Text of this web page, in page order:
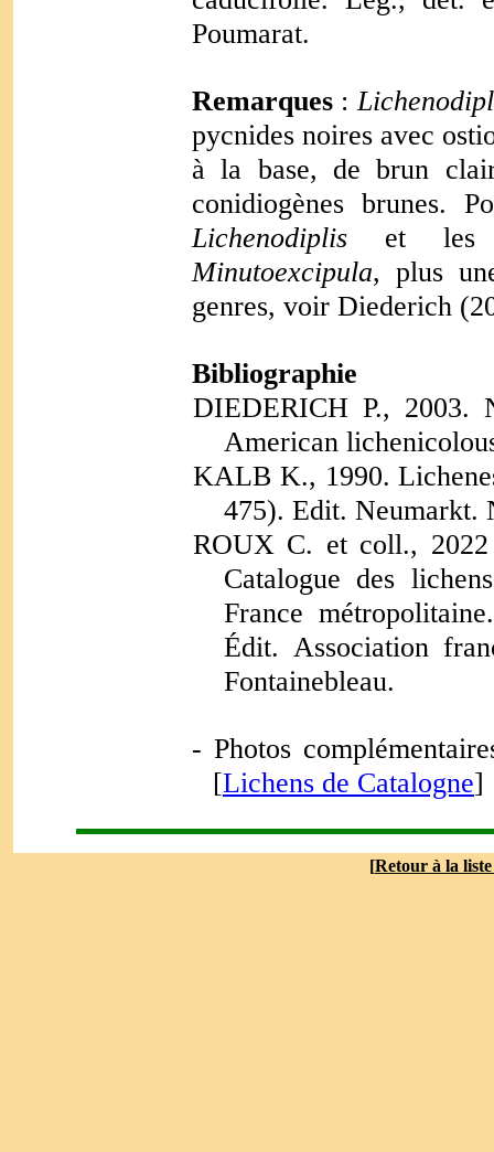
Poumarat.
Remarques :
pycnides noires avec
à la base, de brun
conidiogènes brunes.
Lichenodiplis et les
Minutoexcipula, plus
genres, voir Diederich
Bibliographie
DIEDERICH P., 2003.
American
KALB K., 1990.
475). Edit. Neumarkt.
ROUX C. et coll.,
Catalogue des
France
Édit. Association
Fontainebleau.
- Photos
[Lichens de Catalogne]
[Retour à la liste